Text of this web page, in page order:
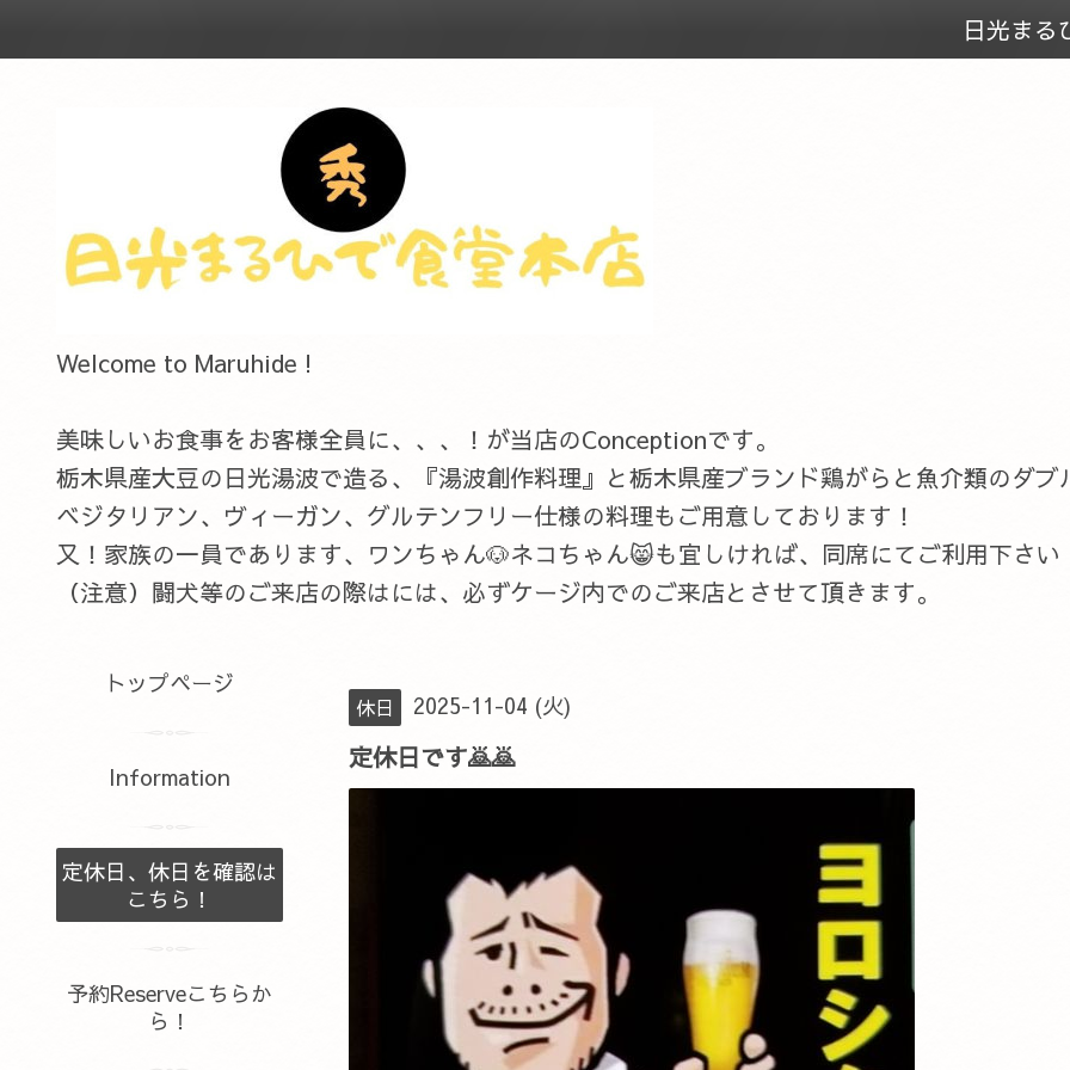
日光まる
Welcome to Maruhide !
美味しいお食事をお客様全員に、、、！が当店のConceptionです。
栃木県産大豆の日光湯波で造る、『湯波創作料理』と栃木県産ブランド鶏がらと魚介類のダ
ベジタリアン、ヴィーガン、グルテンフリー仕様の料理もご用意しております！
又！家族の一員であります、ワンちゃん🐶ネコちゃん😸も宜しければ、同席にてご利用下さい
（注意）闘犬等のご来店の際はには、必ずケージ内でのご来店とさせて頂きます。
休日 2025-11-04 (火)
定休日です🙇🙇
トップページ
Information
定休日、休日を確認は
こちら！
予約Reserveこちらか
ら！